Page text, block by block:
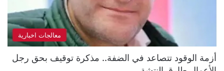
معالجات اخبارية
أزمة الوقود تتصاعد في الضفة.. مذكرة توقيف بحق رجل